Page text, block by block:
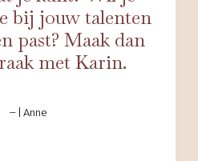
bij jouw talenten
past? Maak dan
met Karin.
– | Anne